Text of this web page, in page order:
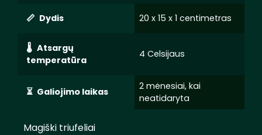
Dydis 20 x 15 x 1 centimetras
Atsargų
temperatūra
4 Celsijaus
Galiojimo laikas
2 mėnesiai, kai
neatidaryta
Magiški triufeliai